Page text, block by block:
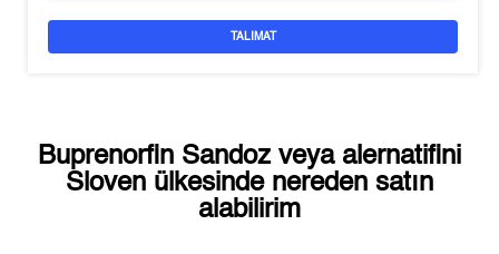
TALIMAT
Buprenorfin Sandozveya alernatifini
Sloven ülkesinde nereden satın
alabilirim